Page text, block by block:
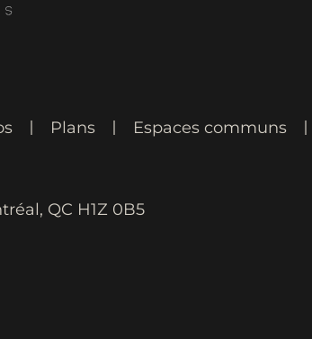
Plans Espaces communs
QC H1Z 0B5